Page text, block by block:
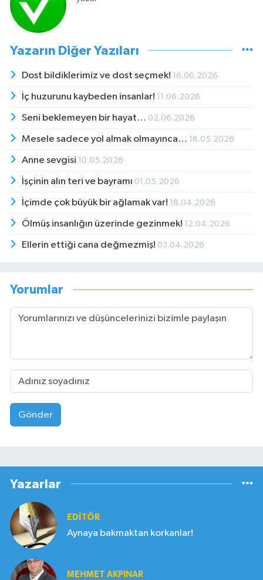
Yazarın Diğer Yazıları
Dost bildiklerimiz ve dost seçmek! 16.06.2026
İç huzurunu kaybeden insanlar! 11.06.2026
Seni beklemeyen bir hayat… 02.06.2026
Mesele sadece yol almak olmayınca… 18.05.2026
Anne sevgisi 10.05.2026
İşçinin alın teri ve bayramı 01.05.2026
İçimde çok büyük bir ağlamak var! 18.04.2026
Ölmüş insanlığın üzerinde gezinmek! 12.04.2026
Ellerin ettiği cana değmezmiş! 03.04.2026
Yorumlar
Gönder
Yazarlar
EDITÖR
Aynaya bakmaktan korkanlar!
MEHMET AKPINAR